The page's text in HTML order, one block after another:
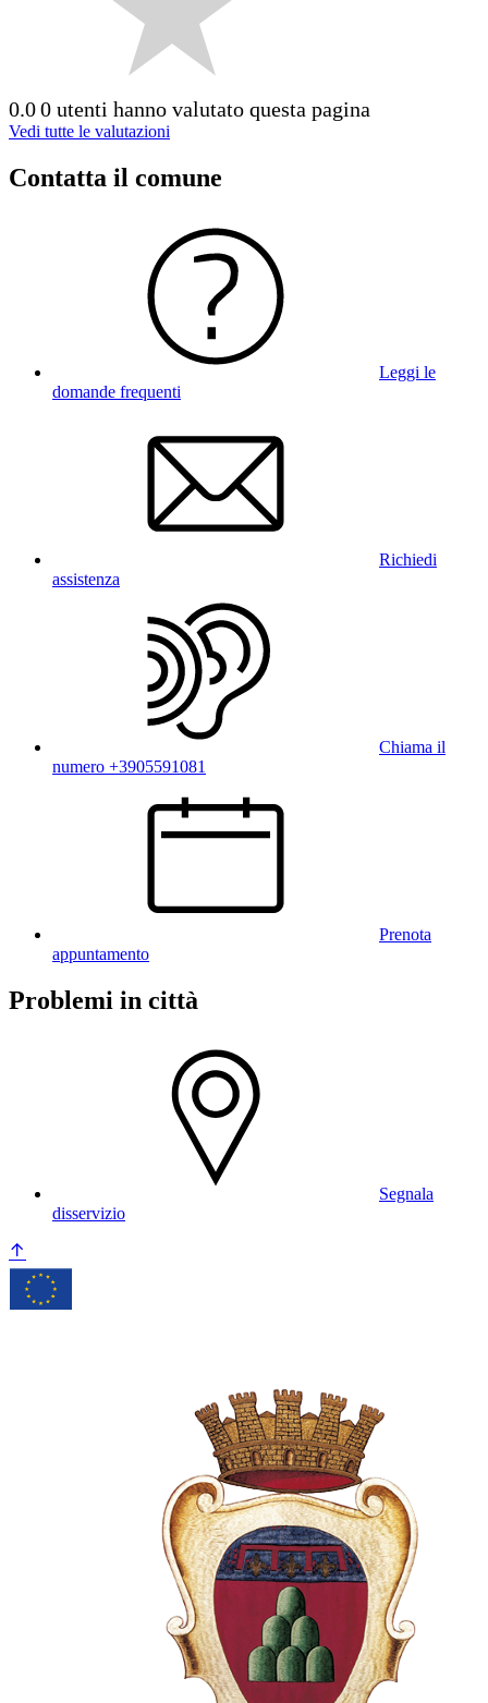
0.00 utenti hanno valutato questa pagina
Vedi tutte le valutazioni
Contatta il comune
Leggi le
domande frequenti
Richiedi
assistenza
Chiama il
numero +3905591081
Prenota
appuntamento
Problemi in città
Segnala
disservizio